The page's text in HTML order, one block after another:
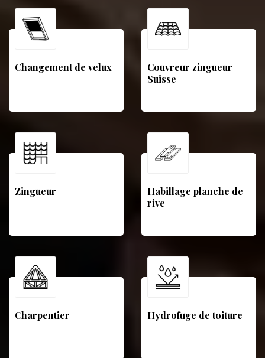
Changement de velux
Couvreur zingueur
Suisse
Zingueur
Habillage planche de
rive
Charpentier Hydrofuge de toiture